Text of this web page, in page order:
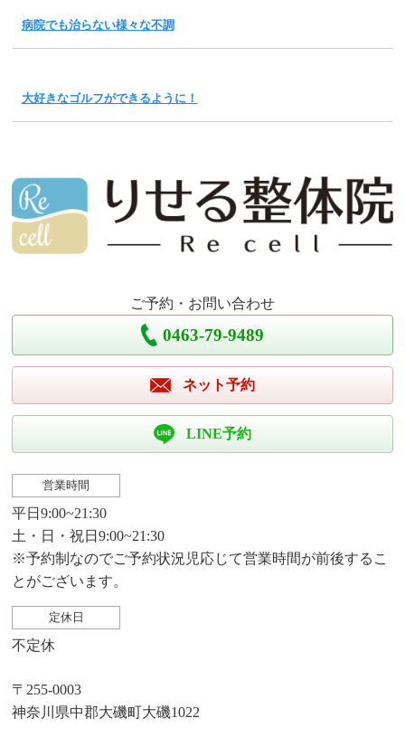
病院でも治らない様々な不調
大好きなゴルフができるように！
ご予約・お問い合わせ
0463-79-9489
ネット予約
LINE予約
営業時間
平日9:00~21:30
土・日・祝日9:00~21:30
※予約制なのでご予約状況児応じて営業時間が前後するこ
とがございます。
定休日
不定休
〒255-0003
神奈川県中郡大磯町大磯1022